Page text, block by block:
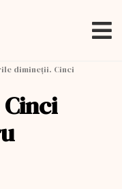
dimineții. Cinci